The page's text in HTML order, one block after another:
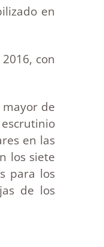
en
con
de
en las
los siete
para los
de los